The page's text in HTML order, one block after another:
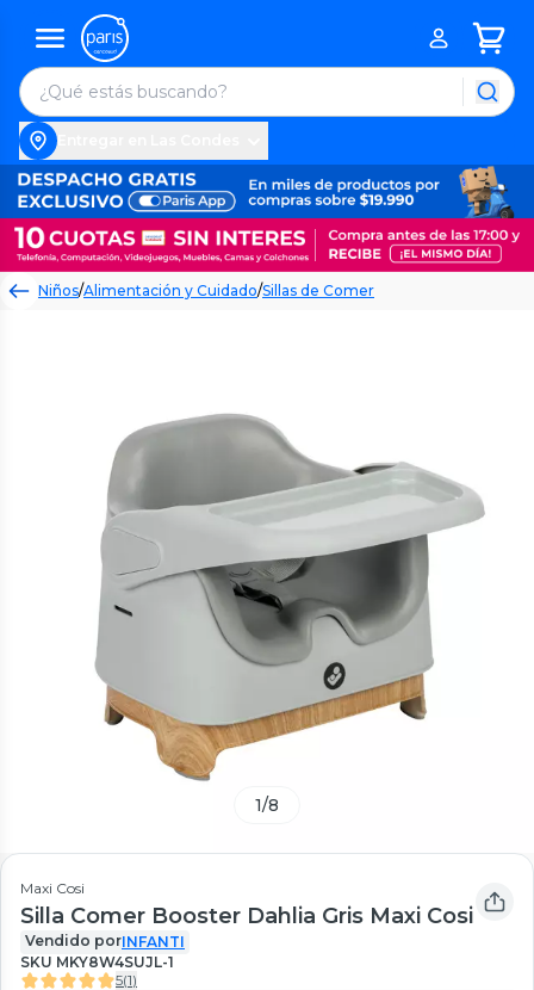
Niños/Alimentación y Cuidado/Sillas de Comer
1/8
Maxi Cosi
Silla Comer Booster Dahlia Gris Maxi Cosi
Vendido porINFANTI
SKU MKY8W4SUJL-1
5(1)